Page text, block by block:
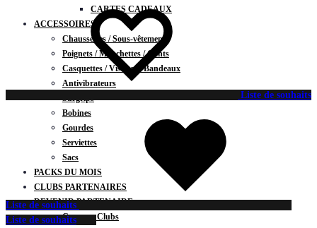
CARTES CADEAUX
ACCESSOIRES
Chaussettes / Sous-vêtements
Poignets / Manchettes / Gants
Casquettes / Visières / Bandeaux
Antivibrateurs
Surgrips
Bobines
Gourdes
Serviettes
Sacs
PACKS DU MOIS
CLUBS PARTENAIRES
DEVENIR PARTENAIRE
Contrats Clubs
Liste de souhaits
Liste de souhaits
Liste de souhaits